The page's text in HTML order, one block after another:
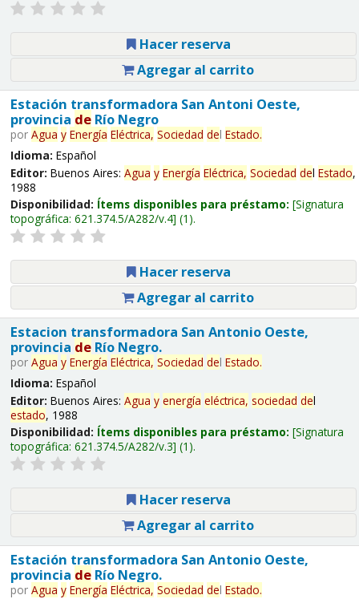
Hacer reserva
Agregar al carrito
Estación transformadora San Antoni Oeste,
provincia deRío Negro
por Agua y Energía Eléctrica, Sociedad del Estado.
Idioma: Español
Editor: Buenos Aires: Agua y Energía Eléctrica, Sociedad del Estado,
1988
Disponibilidad: Ítems disponibles para préstamo: Signatura
topográfica: 621.374.5/A282/v.4 (1).
Hacer reserva
Agregar al carrito
Estacion transformadora San Antonio Oeste,
provincia deRío Negro.
por Agua y Energía Eléctrica, Sociedad del Estado.
Idioma: Español
Editor: Buenos Aires: Agua y energía eléctrica, sociedad del
estado, 1988
Disponibilidad: Ítems disponibles para préstamo: Signatura
topográfica: 621.374.5/A282/v.3 (1).
Hacer reserva
Agregar al carrito
Estación transformadora San Antonio Oeste,
provincia deRío Negro.
por Agua y Energía Eléctrica, Sociedad del Estado.